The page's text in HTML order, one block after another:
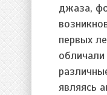
джаза,
первых
являясь